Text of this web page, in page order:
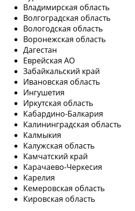
Владимирская область
Волгоградская область
Вологодская область
Воронежская область
Дагестан
Еврейская АО
Забайкальский край
Ивановская область
Ингушетия
Иркутская область
Кабардино-Балкария
Калининградская область
Калмыкия
Калужская область
Камчатский край
Карачаево-Черкесия
Карелия
Кемеровская область
Кировская область